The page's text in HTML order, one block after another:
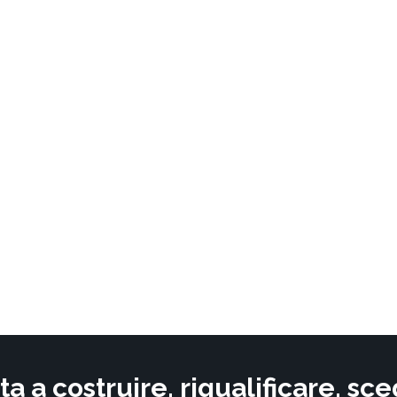
a costruire, riqualificare,